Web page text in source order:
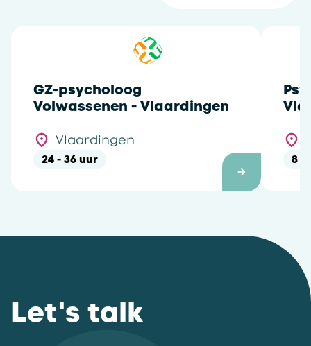
GZ-psycholoog
Volwassenen - Vlaardingen
Vlaardingen
24 - 36 uur 8 -
Let's talk